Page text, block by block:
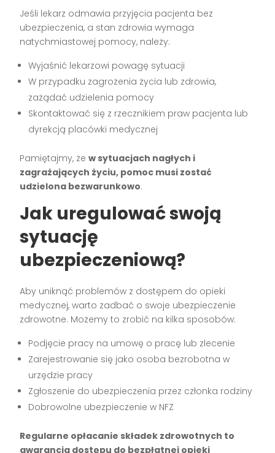
Jeśli lekarz odmawia przyjęcia pacjenta bez
ubezpieczenia, a stan zdrowia wymaga
natychmiastowej pomocy, należy:
Wyjaśnić lekarzowi powagę sytuacji
W przypadku zagrożenia życia lub zdrowia,
zażądać udzielenia pomocy
Skontaktować się z rzecznikiem praw pacjenta lub
dyrekcją placówki medycznej
Pamiętajmy, żew sytuacjach nagłych i
zagrażających życiu, pomoc musi zostać
udzielona bezwarunkowo.
Jak uregulować swoją
sytuację
ubezpieczeniową?
Aby uniknąć problemów z dostępem do opieki
medycznej, warto zadbać o swoje ubezpieczenie
zdrowotne. Możemy to zrobić na kilka sposobów:
Podjęcie pracy na umowę o pracę lub zlecenie
Zarejestrowanie się jako osoba bezrobotna w
urzędzie pracy
Zgłoszenie do ubezpieczenia przez członka rodziny
Dobrowolne ubezpieczenie w NFZ
Regularne opłacanie składek zdrowotnych to
gwarancja dostępu do bezpłatnej opieki